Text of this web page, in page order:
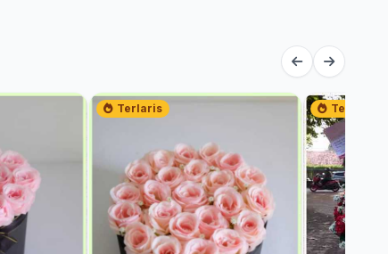
Terlaris Terlaris